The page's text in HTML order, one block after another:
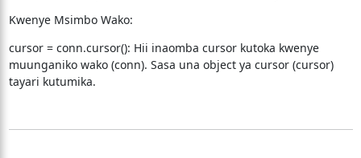
Kwenye Msimbo Wako:
cursor = conn.cursor(): Hii inaomba cursor kutoka kwenye
muunganiko wako (conn). Sasa una object ya cursor (cursor)
tayari kutumika.